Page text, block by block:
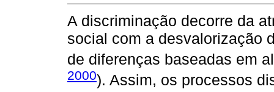
A discriminação decorre da
social com a desvalorização
de diferenças baseadas em
2000). Assim, os processos